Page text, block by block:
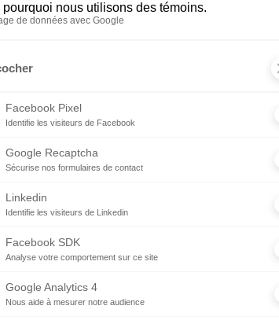
changements climatiques, de...
Mon chien a mangé du
poison à rat au chalet, c’est
grave?
PAR DR JOËL BERGERON